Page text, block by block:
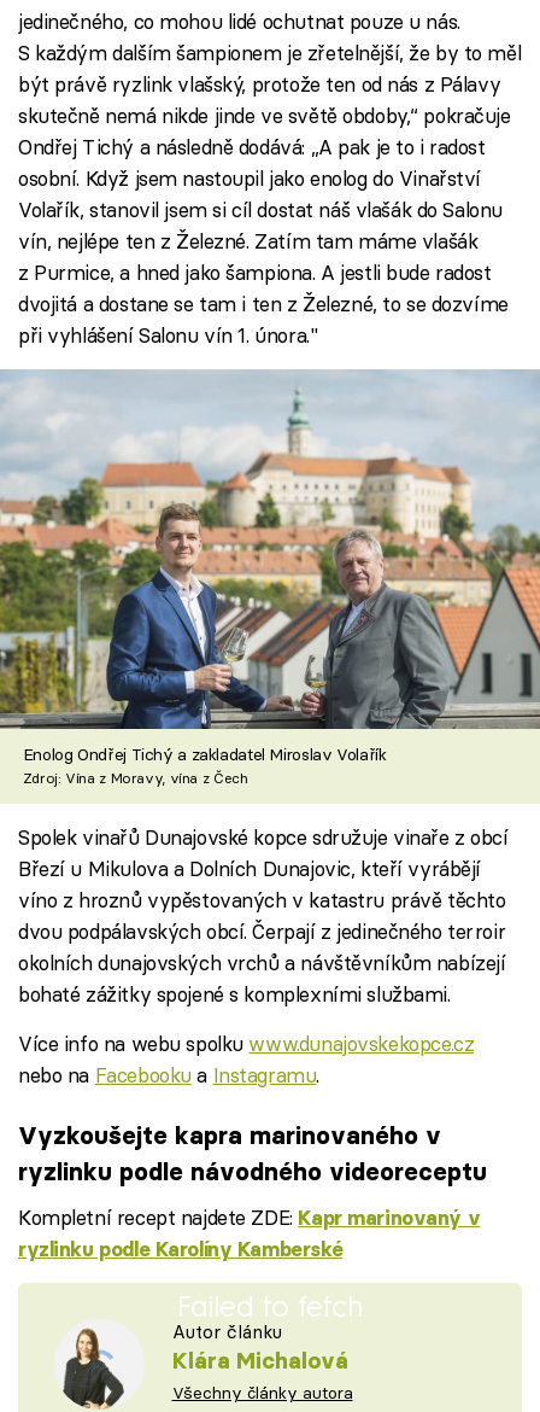
jedinečného, co mohou lidé ochutnat pouze u nás.
S každým dalším šampionem je zřetelnější, že by to měl
být právě ryzlink vlašský, protože ten od nás z Pálavy
skutečně nemá nikde jinde ve světě obdoby,“ pokračuje
Ondřej Tichý a následně dodává: „A pak je to i radost
osobní. Když jsem nastoupil jako enolog do Vinařství
Volařík, stanovil jsem si cíl dostat náš vlašák do Salonu
vín, nejlépe ten z Železné. Zatím tam máme vlašák
z Purmice, a hned jako šampiona. A jestli bude radost
dvojitá a dostane se tam i ten z Železné, to se dozvíme
při vyhlášení Salonu vín 1. února."
Enolog Ondřej Tichý a zakladatel Miroslav Volařík
Zdroj: Vína z Moravy, vína z Čech
Spolek vinařů Dunajovské kopce sdružuje vinaře z obcí
Březí u Mikulova a Dolních Dunajovic, kteří vyrábějí
víno z hroznů vypěstovaných v katastru právě těchto
dvou podpálavských obcí. Čerpají z jedinečného terroir
okolních dunajovských vrchů a návštěvníkům nabízejí
bohaté zážitky spojené s komplexními službami.
Více info na webu spolku www.dunajovskekopce.cz
nebo na Facebookua Instagramu.
Vyzkoušejte kapra marinovaného v
ryzlinku podle návodného videoreceptu
Kompletní recept najdete ZDE: Kapr marinovaný v
ryzlinku podle Karolíny Kamberské
Failed to fetch
Autor článku
Klára Michalová
Všechny články autora